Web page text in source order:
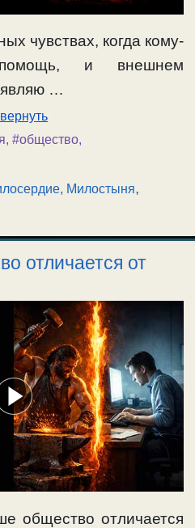
чувствах, когда кому-
и внешнем
…
, #общество,
Милостыня,
отличается от
общество отличается